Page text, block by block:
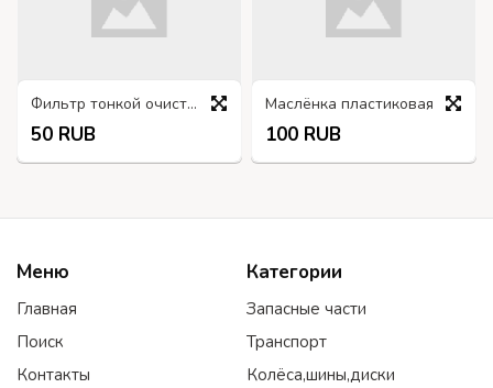
Фильтр тонкой очистки топлива ФТОТ
50 RUB
Маслёнка пластиковая
100 RUB
Меню
Главная
Поиск
Контакты
Категории
Запасные части
Транспорт
Колёса,шины,диски